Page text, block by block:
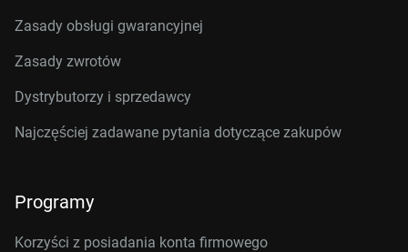
Zasady obsługi gwarancyjnej
Zasady zwrotów
Dystrybutorzy i sprzedawcy
Najczęściej zadawane pytania dotyczące zakupów
Programy
Korzyści z posiadania konta firmowego